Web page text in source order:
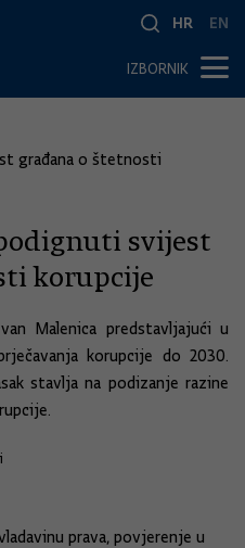
HR EN
IZBORNIK
građana o štetnosti
svijest
korupcije
Malenica predstavljajući u
korupcije do 2030.
stavlja na podizanje razine
prava, povjerenje u